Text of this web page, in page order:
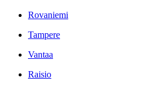
Rovaniemi
Tampere
Vantaa
Raisio